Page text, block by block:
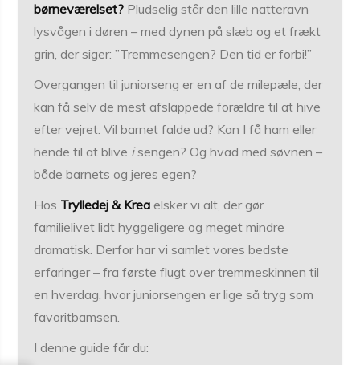
børneværelset? Pludselig står den lille natteravn
lysvågen i døren – med dynen på slæb og et frækt
grin, der siger: ”Tremmesengen? Den tid er forbi!”
Overgangen til juniorseng er en af de milepæle, der
kan få selv de mest afslappede forældre til at hive
efter vejret. Vil barnet falde ud? Kan I få ham eller
hende til at blive isengen? Og hvad med søvnen –
både barnets og jeres egen?
Hos Trylledej & Krea elsker vi alt, der gør
familielivet lidt hyggeligere og meget mindre
dramatisk. Derfor har vi samlet vores bedste
erfaringer – fra første flugt over tremmeskinnen til
en hverdag, hvor juniorsengen er lige så tryg som
favoritbamsen.
I denne guide får du: